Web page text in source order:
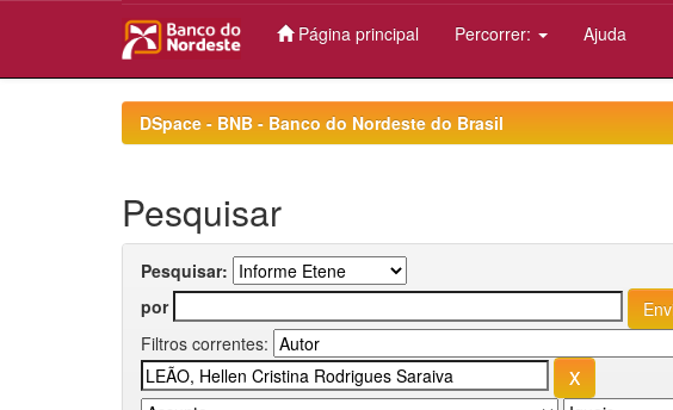
Página principal Percorrer: Ajuda
DSpace - BNB - Banco do Nordeste do Brasil
Pesquisar
Pesquisar:
por
Filtros correntes: